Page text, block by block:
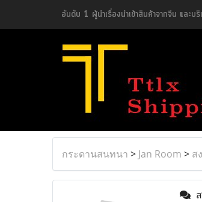
อันดับ 1 ผู้นำเรื่องนำเข้าสินค้าจากจีน และบ
กระดานสนทนา > Jan Room > ส